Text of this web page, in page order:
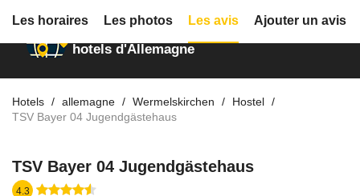
Annuaire des
hotels d'Allemagne
Hotels allemagne Wermelskirchen
Hostel
TSV Bayer 04 Jugendgästehaus
TSV Bayer 04 Jugendgästehaus
4.3
Les horaires Les photos Les avis Ajouter un avis